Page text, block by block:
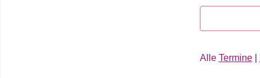
Alle Termine|